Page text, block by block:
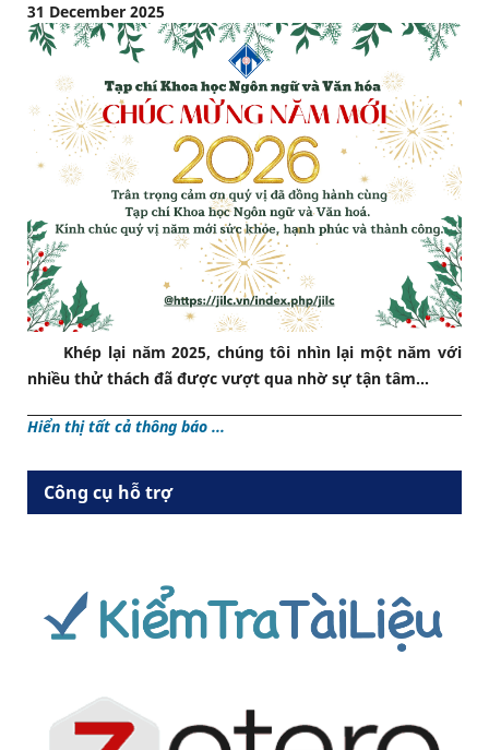
31 December 2025
Khép lại năm 2025, chúng tôi nhìn lại một năm với
nhiều thử thách đã được vượt qua nhờ sự tận tâm...
Hiển thị tất cả thông báo ...
Công cụ hỗ trợ